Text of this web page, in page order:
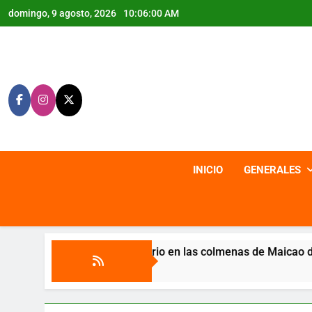
Saltar
al
domingo, 9 agosto, 2026 10:06:03 AM
INICIO GENERALES
las colmenas de Maicao deja cierre de servicio